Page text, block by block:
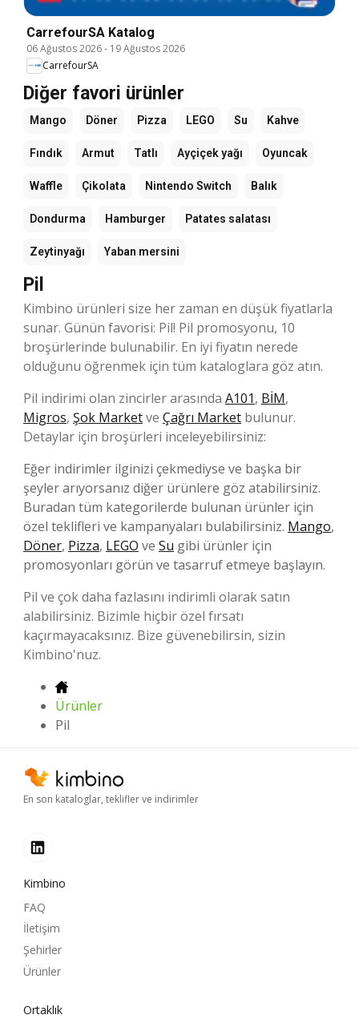
CarrefourSA Katalog
06 Ağustos 2026- 19 Ağustos 2026
CarrefourSA
Diğer favori ürünler
Mango Döner Pizza LEGO Su Kahve
Fındık Armut Tatlı Ayçiçek yağı Oyuncak
Waffle Çikolata Nintendo Switch Balık
Dondurma Hamburger Patates salatası
Zeytinyağı Yaban mersini
Pil
Kimbino ürünleri size her zaman en düşük fiyatlarla
sunar. Günün favorisi: Pil! Pil promosyonu, 10
broşürlerinde bulunabilir. En iyi fiyatın nerede
olduğunu öğrenmek için tüm kataloglara göz atın.
Pil indirimi olan zincirler arasında A101, BİM,
Migros, Şok Marketve Çağrı Market bulunur.
Detaylar için broşürleri inceleyebilirsiniz:
Eğer indirimler ilginizi çekmediyse ve başka bir
şeyler arıyorsanız diğer ürünlere göz atabilirsiniz.
Buradan tüm kategorilerde bulunan ürünler için
özel teklifleri ve kampanyaları bulabilirsiniz. Mango,
Döner, Pizza, LEGO ve Su gibi ürünler için
promosyonları görün ve tasarruf etmeye başlayın.
Pil ve çok daha fazlasını indirimli olarak satın
alabilirsiniz. Bizimle hiçbir özel fırsatı
kaçırmayacaksınız. Bize güvenebilirsin, sizin
Kimbino'nuz.
Ürünler
Pil
En son kataloglar, teklifler ve indirimler
Kimbino
FAQ
İletişim
Şehirler
Ürünler
Ortaklık